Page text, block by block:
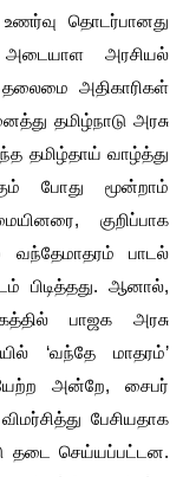
தொடர்பானது
அரசியல்
தலைமை அதிகாரிகள்
தமிழ்நாடு அரசு
தமிழ்தாய் வாழ்த்து
போது மூன்றாம்
குறிப்பாக
வந்தேமாதரம் பாடல்
பிடித்தது. ஆனால்,
பாஜக அரசு
‘வந்தே மாதரம்’
அன்றே, சைபர்
பேசியதாக
தடை செய்யப்பட்டன.